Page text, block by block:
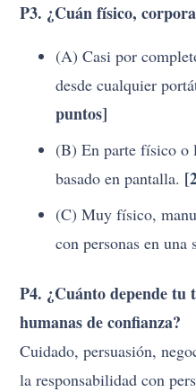
P3. ¿Cuán físico,
(A) Casi por
desde cualquier
puntos]
(B) En parte físico o
basado en pantalla.
(C) Muy físico,
con personas en una
P4. ¿Cuánto depende tu
humanas de confianza?
Cuidado, persuasión,
la responsabilidad con